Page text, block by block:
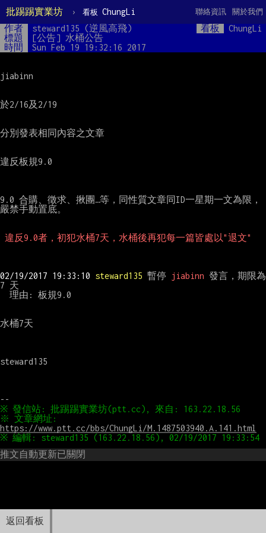
批踢踢實業坊 › 看板 ChungLi 關於我們
聯絡資訊
返回看板
作者 steward135 (逆風高飛) 看板
ChungLi
標題
[公告] 水桶公告
時間
Sun Feb 19 19:32:16 2017
jiabinn
於2/16及2/19
分別發表相同內容之文章
違反板規9.0
9.0 合購、徵求、揪團…等，同性質文章同ID一星期一文為限，
嚴禁手動置底。
違反9.0者，初犯水桶7天，水桶後再犯每一篇皆處以"退文"
02/19/2017 19:33:10 steward135 暫停 jiabinn 發言，期限為
7 天
水桶7天
steward135
https://www.ptt.cc/bbs/ChungLi/M.1487503940.A.141.html
推文自動更新已關閉